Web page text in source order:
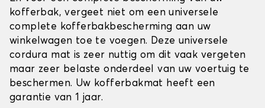
kofferbak, vergeet niet om een universele
complete kofferbakbescherming aan uw
winkelwagen toe te voegen. Deze universele
cordura mat is zeer nuttig om dit vaak vergeten
maar zeer belaste onderdeel van uw voertuig te
beschermen. Uw kofferbakmat heeft een
garantie van 1 jaar.